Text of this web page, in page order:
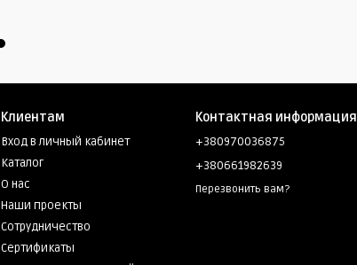
Клиентам
Вход в личный кабинет
Каталог
О нас
Наши проекты
Сотрудничество
Сертификаты
Контактная информация
+380970036875
+380661982639
Перезвонить вам?